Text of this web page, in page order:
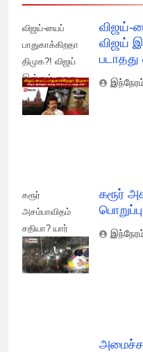
விஜய்-யைப்
பாதுகாக்கிறதா
திமுக?! விஜய்
இன்னும் கைது
செய்யப் படாதது
ஏன்?
விஜய்-
விஜய்
கரூர்
அசம்பாவிதம்
சதியா? யார்
பொறுப்பு? - Fact
Check Report
கரூர்